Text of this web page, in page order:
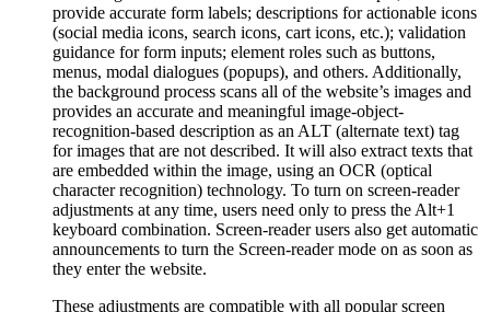
provide accurate form labels; descriptions for actionable icons
(social media icons, search icons, cart icons, etc.); validation
guidance for form inputs; element roles such as buttons,
menus, modal dialogues (popups), and others. Additionally,
the background process scans all of the website’s images and
provides an accurate and meaningful image-object-
recognition-based description as an ALT (alternate text) tag
for images that are not described. It will also extract texts that
are embedded within the image, using an OCR (optical
character recognition) technology. To turn on screen-reader
adjustments at any time, users need only to press the Alt+1
keyboard combination. Screen-reader users also get automatic
announcements to turn the Screen-reader mode on as soon as
they enter the website.
These adjustments are compatible with all popular screen